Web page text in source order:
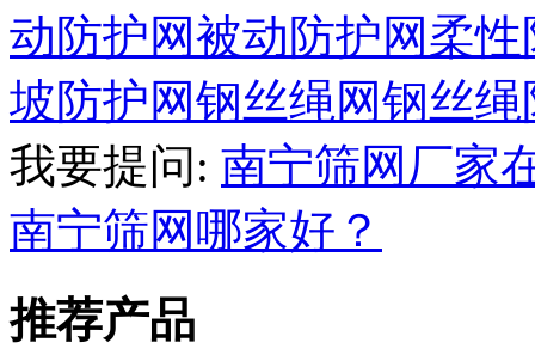
动防护网被动防护网柔性
坡防护网钢丝绳网钢丝绳
我要提问: 南宁筛网厂家
南宁筛网哪家好？
推荐产品